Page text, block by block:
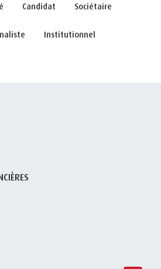
Candidat Sociétaire
Institutionnel